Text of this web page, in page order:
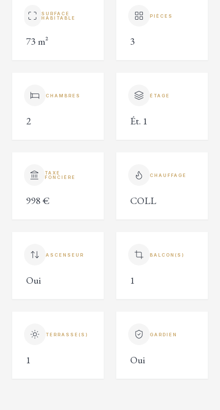
SURFACE
HABITABLE
73 m²
PIÈCES
3
CHAMBRES
2
ÉTAGE
Ét. 1
TAXE
FONCIÈRE
998 €
CHAUFFAGE
COLL
ASCENSEUR
Oui
BALCON(S)
1
TERRASSE(S)
1
GARDIEN
Oui